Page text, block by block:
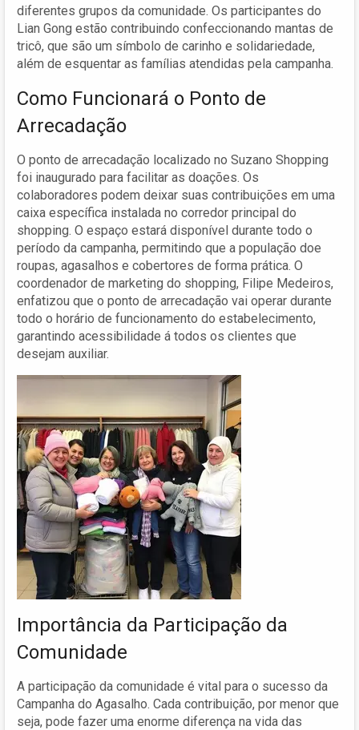
diferentes grupos da comunidade. Os participantes do
Lian Gong estão contribuindo confeccionando mantas de
tricô, que são um símbolo de carinho e solidariedade,
além de esquentar as famílias atendidas pela campanha.
Como Funcionará o Ponto de
Arrecadação
O ponto de arrecadação localizado no Suzano Shopping
foi inaugurado para facilitar as doações. Os
colaboradores podem deixar suas contribuições em uma
caixa específica instalada no corredor principal do
shopping. O espaço estará disponível durante todo o
período da campanha, permitindo que a população doe
roupas, agasalhos e cobertores de forma prática. O
coordenador de marketing do shopping, Filipe Medeiros,
enfatizou que o ponto de arrecadação vai operar durante
todo o horário de funcionamento do estabelecimento,
garantindo acessibilidade á todos os clientes que
desejam auxiliar.
Importância da Participação da
Comunidade
A participação da comunidade é vital para o sucesso da
Campanha do Agasalho. Cada contribuição, por menor que
seja, pode fazer uma enorme diferença na vida das